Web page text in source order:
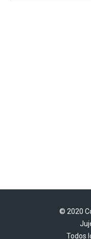
© 2020
Todos